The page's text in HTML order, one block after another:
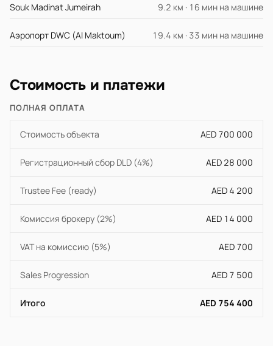
Souk Madinat Jumeirah 9.2 км · 16 мин на машине
Аэропорт DWC (Al Maktoum) 19.4 км · 33 мин на машине
Стоимость и платежи
ПОЛНАЯ ОПЛАТА
Стоимость объекта AED 700 000
Регистрационный сбор DLD (4%) AED 28 000
Trustee Fee (ready) AED 4 200
Комиссия брокеру (2%) AED 14 000
VAT на комиссию (5%) AED 700
Sales Progression AED 7 500
Итого AED 754 400